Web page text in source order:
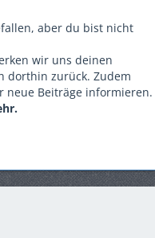
aber du bist nicht
wir uns deinen
dorthin zurück. Zudem
neue Beiträge informieren.